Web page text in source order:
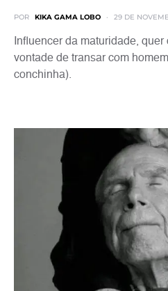
POR KIKA GAMA LOBO 29 DE
Influencer da maturidade,
vontade de transar com
conchinha).